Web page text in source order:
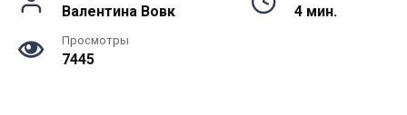
Валентина Вовк 4 мин.
Просмотры
7445